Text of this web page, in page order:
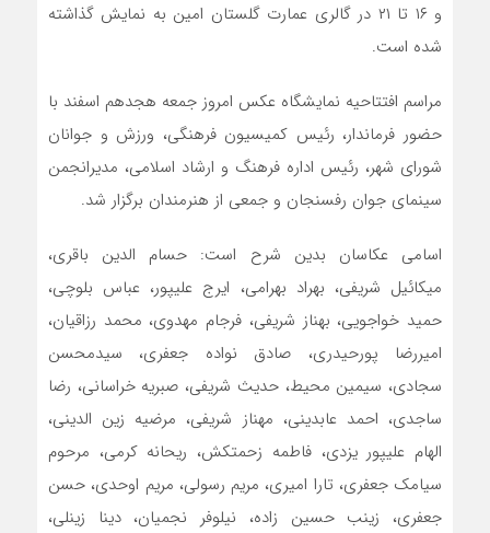
و ۱۶ تا ۲۱ در گالری عمارت گلستان امین به نمایش گذاشته
شده است.
مراسم افتتاحیه نمایشگاه عکس امروز جمعه هجدهم اسفند با
حضور فرماندار، رئیس کمیسیون فرهنگی، ورزش و جوانان
شورای شهر، رئیس اداره فرهنگ و ارشاد اسلامی، مدیرانجمن
سینمای جوان رفسنجان و جمعی از هنرمندان برگزار شد.
اسامی عکاسان بدین شرح است: حسام الدین باقری،
میکائیل شریفی، بهراد بهرامی، ایرج علیپور، عباس بلوچی،
حمید خواجویی، بهناز شریفی، فرجام مهدوی، محمد رزاقیان،
امیررضا پورحیدری، صادق نواده جعفری، سیدمحسن
سجادی، سیمین محیط، حدیث شریفی، صبریه خراسانی، رضا
ساجدی، احمد عابدینی، مهناز شریفی، مرضیه زین الدینی،
الهام علیپور یزدی، فاطمه زحمتکش، ریحانه کرمی، مرحوم
سیامک جعفری، تارا امیری، مریم رسولی، مریم اوحدی، حسن
جعفری، زینب حسین زاده، نیلوفر نجمیان، دینا زینلی،